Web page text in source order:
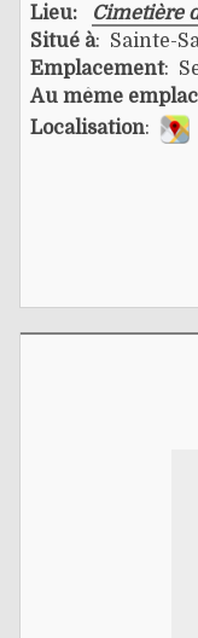
Lieu:
Cimetière
Situé à: Sainte-
Emplacement:
Au même
Localisation: